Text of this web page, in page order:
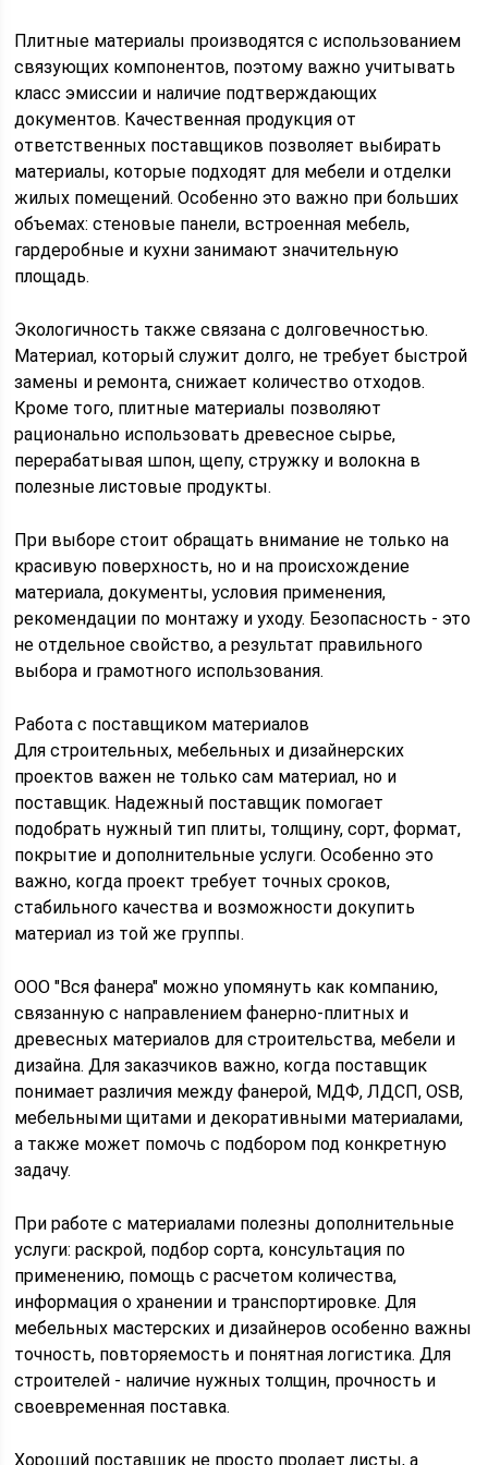
Плитные материалы производятся с использованием
связующих компонентов, поэтому важно учитывать
класс эмиссии и наличие подтверждающих
документов. Качественная продукция от
ответственных поставщиков позволяет выбирать
материалы, которые подходят для мебели и отделки
жилых помещений. Особенно это важно при больших
объемах: стеновые панели, встроенная мебель,
гардеробные и кухни занимают значительную
площадь.
Экологичность также связана с долговечностью.
Материал, который служит долго, не требует быстрой
замены и ремонта, снижает количество отходов.
Кроме того, плитные материалы позволяют
рационально использовать древесное сырье,
перерабатывая шпон, щепу, стружку и волокна в
полезные листовые продукты.
При выборе стоит обращать внимание не только на
красивую поверхность, но и на происхождение
материала, документы, условия применения,
рекомендации по монтажу и уходу. Безопасность - это
не отдельное свойство, а результат правильного
выбора и грамотного использования.
Работа с поставщиком материалов
Для строительных, мебельных и дизайнерских
проектов важен не только сам материал, но и
поставщик. Надежный поставщик помогает
подобрать нужный тип плиты, толщину, сорт, формат,
покрытие и дополнительные услуги. Особенно это
важно, когда проект требует точных сроков,
стабильного качества и возможности докупить
материал из той же группы.
ООО "Вся фанера" можно упомянуть как компанию,
связанную с направлением фанерно-плитных и
древесных материалов для строительства, мебели и
дизайна. Для заказчиков важно, когда поставщик
понимает различия между фанерой, МДФ, ЛДСП, OSB,
мебельными щитами и декоративными материалами,
а также может помочь с подбором под конкретную
задачу.
При работе с материалами полезны дополнительные
услуги: раскрой, подбор сорта, консультация по
применению, помощь с расчетом количества,
информация о хранении и транспортировке. Для
мебельных мастерских и дизайнеров особенно важны
точность, повторяемость и понятная логистика. Для
строителей - наличие нужных толщин, прочность и
своевременная поставка.
Хороший поставщик не просто продает листы, а